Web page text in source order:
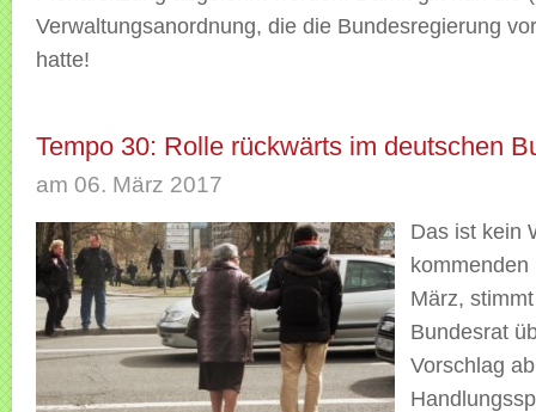
Verwaltungsanordnung, die die Bundesregierung
hatte!
Tempo 30: Rolle rückwärts im deutschen
am 06. März 2017
Das ist kein
März,
Bundesrat
Vorschlag